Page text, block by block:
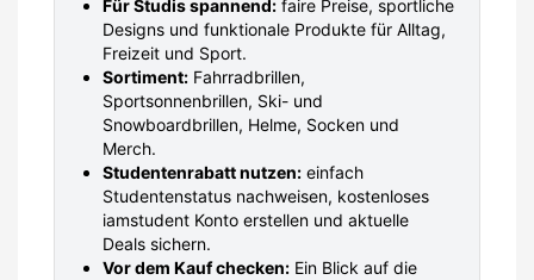
Für Studis spannend: faire Preise, sportliche
Designs und funktionale Produkte für Alltag,
Freizeit und Sport.
Sortiment: Fahrradbrillen,
Sportsonnenbrillen, Ski- und
Snowboardbrillen, Helme, Socken und
Merch.
Studentenrabatt nutzen: einfach
Studentenstatus nachweisen, kostenloses
iamstudent Konto erstellen und aktuelle
Deals sichern.
Vor dem Kauf checken: Ein Blick auf die